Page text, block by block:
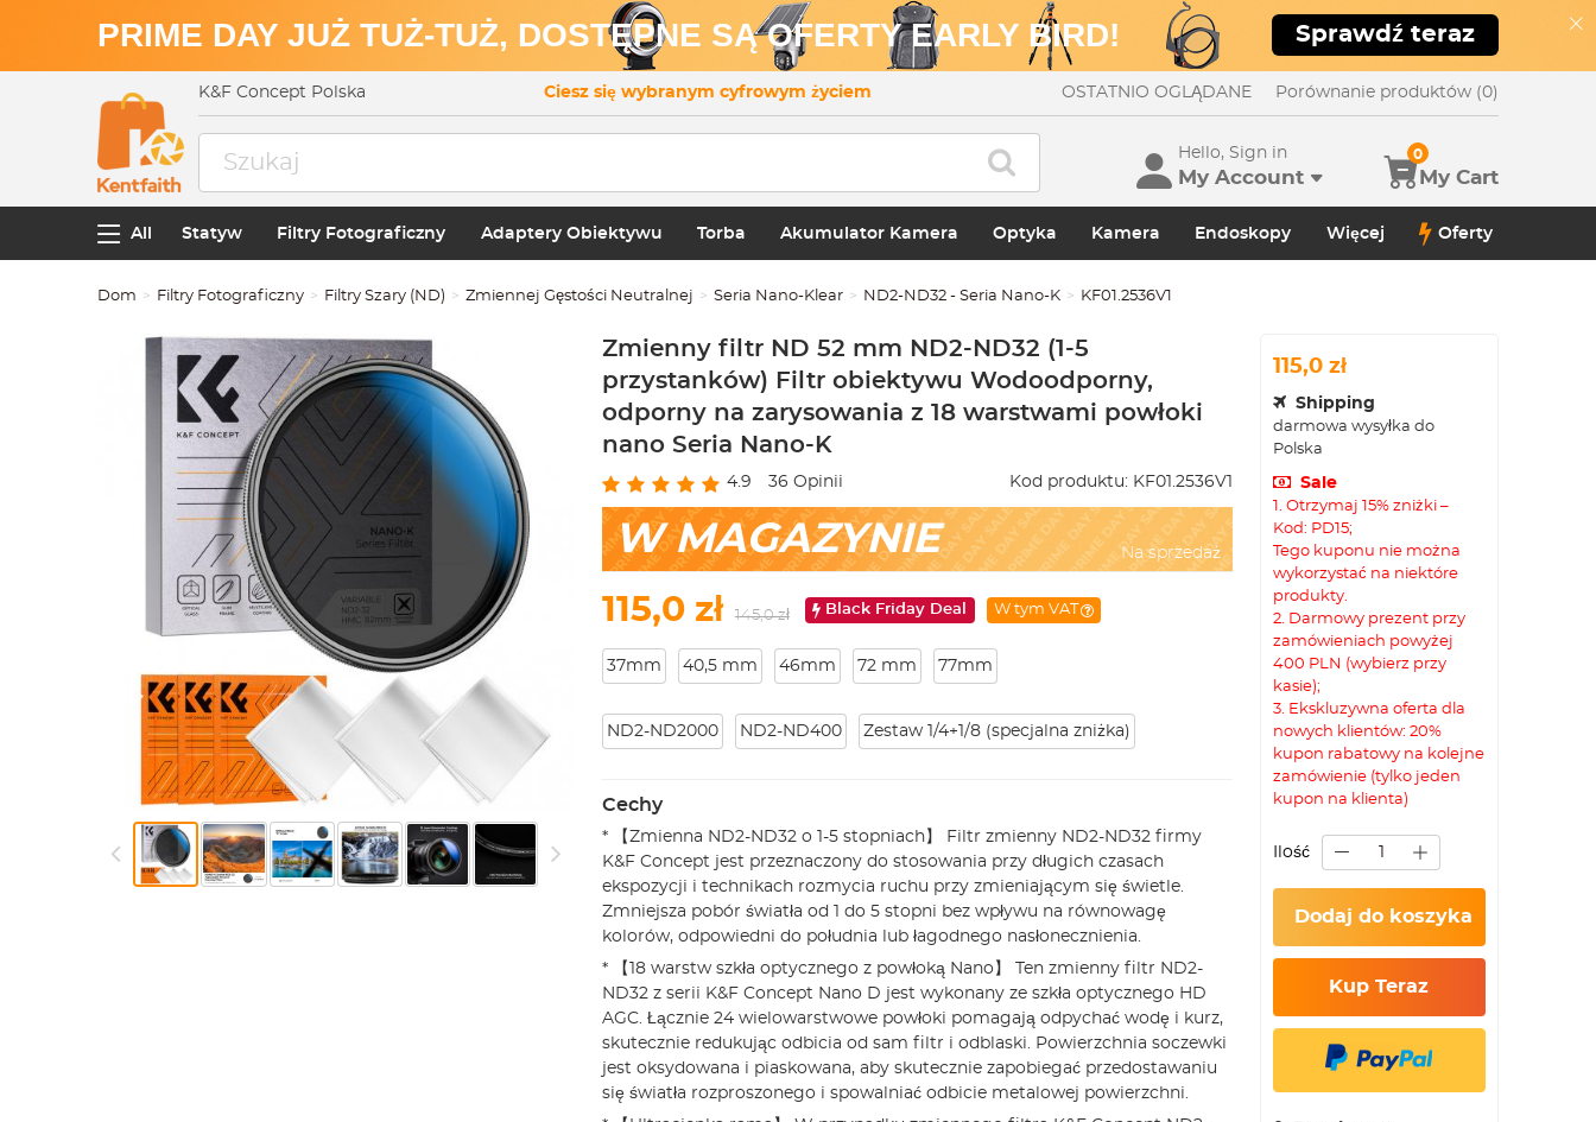
PRIME DAY JUŻ TUŻ-TUŻ, DOSTĘPNE SĄ OFERTY EARLY BIRD! Sprawdź teraz
K&F Concept Polska Ciesz się wybranym cyfrowym życiem OSTATNIO OGLĄDANE Porównanie produktów (0)
Hello, Sign in
My Account My Cart
0
All Statyw Filtry Fotograficzny Adaptery Obiektywu Torba Akumulator Kamera Optyka Kamera Endoskopy Więcej Oferty
Dom Filtry Fotograficzny Filtry Szary (ND) Zmiennej Gęstości Neutralnej Seria Nano-Klear ND2-ND32 - Seria Nano-K KF01.2536V1
Zmienny filtr ND 52 mm ND2-ND32 (1-5
przystanków) Filtr obiektywu Wodoodporny,
odporny na zarysowania z 18 warstwami powłoki
nano Seria Nano-K
4.9 36 Opinii Kod produktu: KF01.2536V1
W MAGAZYNIE Na sprzedaż
115,0 zł 145,0 zł Black Friday Deal W tym VAT
37mm 40,5 mm 46mm 72 mm 77mm
ND2-ND2000 ND2-ND400 Zestaw 1/4+1/8 (specjalna zniżka)
Cechy
* 【Zmienna ND2-ND32 o 1-5 stopniach】 Filtr zmienny ND2-ND32 firmy
K&F Concept jest przeznaczony do stosowania przy długich czasach
ekspozycji i technikach rozmycia ruchu przy zmieniającym się świetle.
Zmniejsza pobór światła od 1 do 5 stopni bez wpływu na równowagę
kolorów, odpowiedni do południa lub łagodnego nasłonecznienia.
* 【18 warstw szkła optycznego z powłoką Nano】 Ten zmienny filtr ND2-
ND32 z serii K&F Concept Nano D jest wykonany ze szkła optycznego HD
AGC. Łącznie 24 wielowarstwowe powłoki pomagają odpychać wodę i kurz,
skutecznie redukując odbicia od sam filtr i odblaski. Powierzchnia soczewki
jest oksydowana i piaskowana, aby skutecznie zapobiegać przedostawaniu
się światła rozproszonego i spowalniać odbicie metalowej powierzchni.
115,0 zł
Shipping
darmowa wysyłka do
Polska
Sale
1. Otrzymaj 15% zniżki –
Kod: PD15;
Tego kuponu nie można
wykorzystać na niektóre
produkty.
2. Darmowy prezent przy
zamówieniach powyżej
400 PLN (wybierz przy
kasie);
3. Ekskluzywna oferta dla
nowych klientów: 20%
kupon rabatowy na kolejne
zamówienie (tylko jeden
kupon na klienta)
Ilość
Dodaj do koszyka
Kup Teraz